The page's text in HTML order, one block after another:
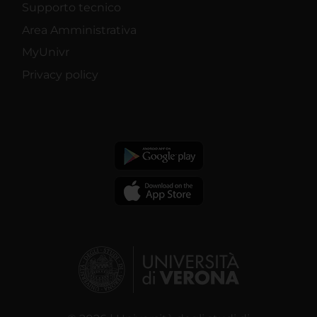
Supporto tecnico
Area Amministrativa
MyUnivr
Privacy policy